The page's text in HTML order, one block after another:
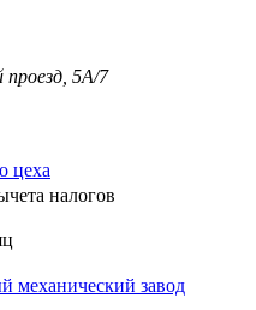
5А/7
цеха
налогов
механический завод